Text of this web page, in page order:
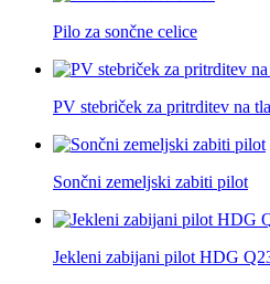
Pilo za sončne celice
PV stebriček za pritrditev na tla
Sončni zemeljski zabiti pilot
Jekleni zabijani pilot HDG